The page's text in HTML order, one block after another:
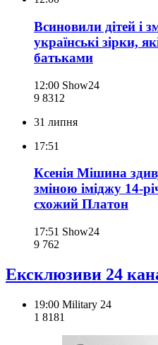
Всиновили дітей і
українські зірки,
батьками
12:00 Show24
9 831 2
31 липня
17:51
Ксенія Мішина
зміною іміджу 14-
схожий Платон
17:51 Show24
9 762
Ексклюзиви 24
19:00 Military 24
1 8181